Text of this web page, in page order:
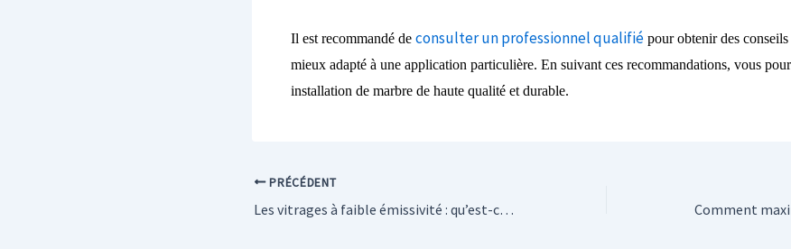
Il est recommandé de consulter un professionnel qualifiépour obtenir des conseils
mieux adapté à une application particulière. En suivant ces recommandations, vous
installation de marbre de haute qualité et durable.
PRÉCÉDENT
Les vitrages à faible émissivité : qu’est-ce que c’est et comment fonctionnent-ils ?